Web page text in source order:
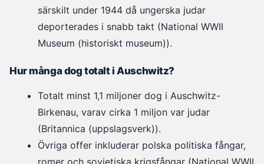
särskilt under 1944 då ungerska judar
deporterades i snabb takt (National WWII
Museum (historiskt museum)).
Hur många dog totalt i Auschwitz?
Totalt minst 1,1 miljoner dog i Auschwitz-
Birkenau, varav cirka 1 miljon var judar
(Britannica (uppslagsverk)).
Övriga offer inkluderar polska politiska fångar,
romer och sovjetiska krigsfångar (National WWII